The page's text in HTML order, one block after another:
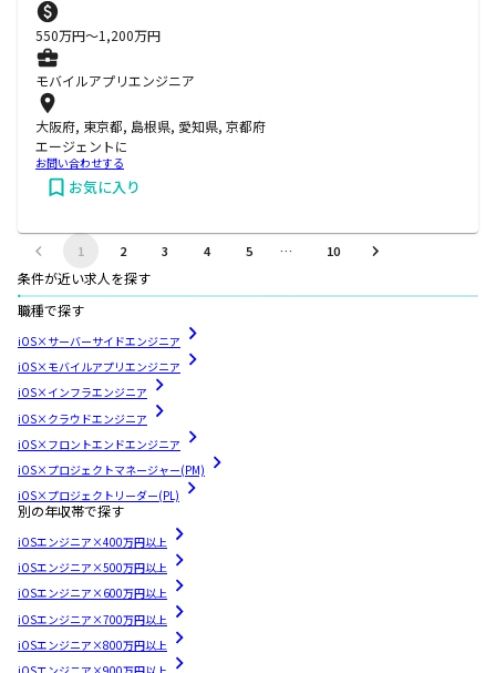
550万円〜1,200万円
モバイルアプリエンジニア
大阪府, 東京都, 島根県, 愛知県, 京都府
エージェントに
お問い合わせする
お気に入り
1 2 3 4 5 … 10
条件が近い求人を探す
職種で探す
iOS×サーバーサイドエンジニア
iOS×モバイルアプリエンジニア
iOS×インフラエンジニア
iOS×クラウドエンジニア
iOS×フロントエンドエンジニア
iOS×プロジェクトマネージャー(PM)
iOS×プロジェクトリーダー(PL)
別の年収帯で探す
iOSエンジニア×400万円以上
iOSエンジニア×500万円以上
iOSエンジニア×600万円以上
iOSエンジニア×700万円以上
iOSエンジニア×800万円以上